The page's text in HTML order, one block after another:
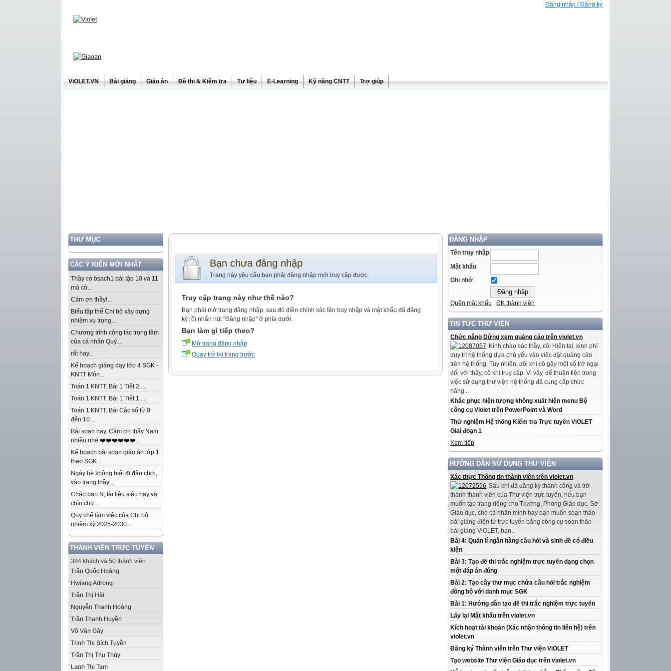
Đăng nhập / Đăng ký
ViOLET.VN Bài giảng Giáo án Đề thi & Kiểm tra Tư liệu E-Learning Kỹ năng CNTT Trợ giúp
THƯ MỤC
CÁC Ý KIẾN MỚI NHẤT
Thầy có bsach1 bài tập 10 và 11
mà có...
Cảm ơn thầy!...
Biểu tập thể Chi bộ xây dựng
nhiệm vụ trọng...
Chương trình công tác trọng tâm
của cá nhân Quý...
rất hay...
Kế hoạch giảng dạy lớp 4 SGK -
KNTT Môn...
Toán 1 KNTT. Bài 1 Tiết 2....
Toán 1 KNTT. Bài 1 Tiết 1....
Toán 1 KNTT. Bài Các số từ 0
đến 10...
Bài soạn hay. Cảm ơn thầy Nam
nhiều nhé ❤️❤️❤️❤️❤️❤️...
Kế hoạch bài soạn giáo án lớp 1
theo SGK...
Ngày hè không biết đi đâu chơi,
vào trang thầy...
Chào bạn N, tài liệu siêu hay và
chỉn chu...
Quy chế làm việc của Chi bộ
nhiệm kỳ 2025-2030...
THÀNH VIÊN TRỰC TUYẾN
384 khách và 50 thành viên
Trần Quốc Hoàng
Hwiang Adrong
Trần Thị Hải
Nguyễn Thanh Hoàng
Trần Thanh Huyền
Võ Văn Đây
Trịnh Thị Bích Tuyền
Trần Thị Thu Thủy
Lanh Thi Tam
ĐĂNG NHẬP
Tên truy nhập
Mật khẩu
Ghi nhớ
Quên mật khẩu ĐK thành viên
TIN TỨC THƯ VIỆN
Chức năng Dừng xem quảng cáo trên violet.vn
Kính chào các thầy, cô! Hiện tại, kinh phí
duy trì hệ thống dựa chủ yếu vào việc đặt quảng cáo
trên hệ thống. Tuy nhiên, đôi khi có gây một số trở ngại
đối với thầy, cô khi truy cập. Vì vậy, để thuận tiện trong
việc sử dụng thư viện hệ thống đã cung cấp chức
năng...
Khắc phục hiện tượng không xuất hiện menu Bộ
công cụ Violet trên PowerPoint và Word
Thử nghiệm Hệ thống Kiểm tra Trực tuyến ViOLET
Giai đoạn 1
Xem tiếp
HƯỚNG DẪN SỬ DỤNG THƯ VIỆN
Xác thực Thông tin thành viên trên violet.vn
Sau khi đã đăng ký thành công và trở
thành thành viên của Thư viện trực tuyến, nếu bạn
muốn tạo trang riêng cho Trường, Phòng Giáo dục, Sở
Giáo dục, cho cá nhân mình hay bạn muốn soạn thảo
bài giảng điện tử trực tuyến bằng công cụ soạn thảo
bài giảng ViOLET, bạn...
Bài 4: Quản lí ngân hàng câu hỏi và sinh đề có điều
kiện
Bài 3: Tạo đề thi trắc nghiệm trực tuyến dạng chọn
một đáp án đúng
Bài 2: Tạo cây thư mục chứa câu hỏi trắc nghiệm
đồng bộ với danh mục SGK
Bài 1: Hướng dẫn tạo đề thi trắc nghiệm trực tuyến
Lấy lại Mật khẩu trên violet.vn
Kích hoạt tài khoản (Xác nhận thông tin liên hệ) trên
violet.vn
Đăng ký Thành viên trên Thư viện ViOLET
Tạo website Thư viện Giáo dục trên violet.vn
Bạn chưa đăng nhập
Trang này yêu cầu bạn phải đăng nhập mới truy cập được.
Truy cập trang này như thế nào?
Bạn phải mở trang đăng nhập, sau đó điền chính xác tên truy nhập và mật khẩu đã đăng
ký rồi nhấn nút "Đăng nhập" ở phía dưới.
Bạn làm gì tiếp theo?
Mở trang đăng nhập
Quay trở lại trang trước